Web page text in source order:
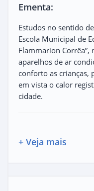
Ementa:
Estudos no sentido
Escola Municipal de
Flammarion Corrêa”,
aparelhos de ar
conforto as crianças,
em vista o calor
cidade.
+ Veja mais